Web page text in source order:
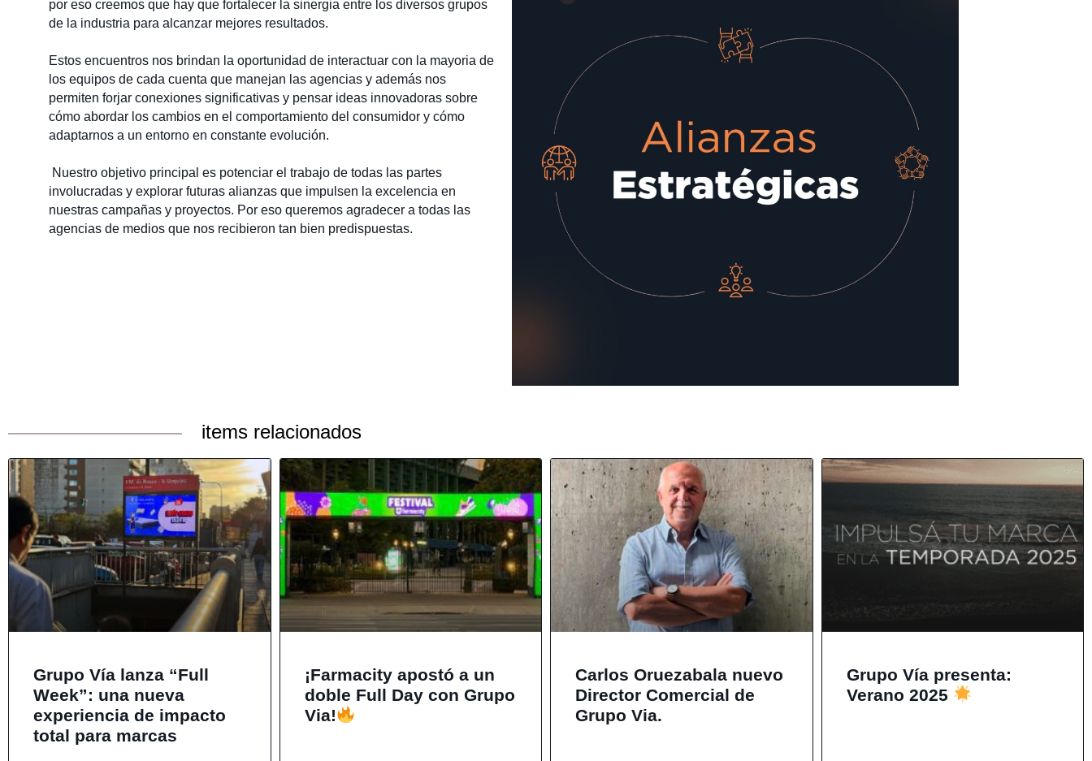
por eso creemos que hay que fortalecer la sinergia entre los diversos grupos
de la industria para alcanzar mejores resultados.
Estos encuentros nos brindan la oportunidad de interactuar con la mayoria de
los equipos de cada cuenta que manejan las agencias y además nos
permiten forjar conexiones significativas y pensar ideas innovadoras sobre
cómo abordar los cambios en el comportamiento del consumidor y cómo
adaptarnos a un entorno en constante evolución.
Nuestro objetivo principal es potenciar el trabajo de todas las partes
involucradas y explorar futuras alianzas que impulsen la excelencia en
nuestras campañas y proyectos. Por eso queremos agradecer a todas las
agencias de medios que nos recibieron tan bien predispuestas.
items relacionados
Grupo Vía lanza “Full
Week”: una nueva
experiencia de impacto
total para marcas
¡Farmacity apostó a un
doble Full Day con Grupo
Via!
Carlos Oruezabala nuevo
Director Comercial de
Grupo Via.
Grupo Vía presenta:
Verano 2025